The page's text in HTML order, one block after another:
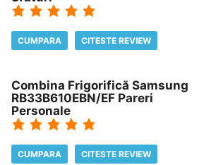
CUMPARA CITESTE REVIEW
Combina Frigorifică Samsung
RB33B610EBN/EF Pareri
Personale
CUMPARA CITESTE REVIEW